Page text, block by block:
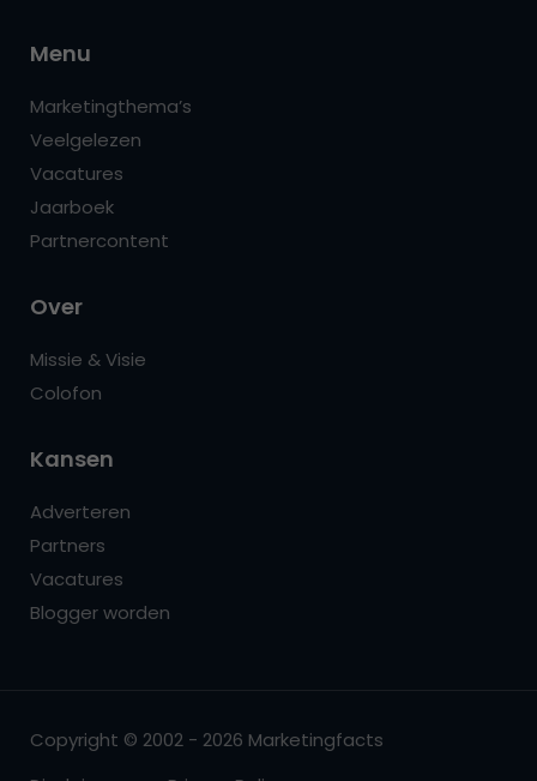
Menu
Marketingthema’s
Veelgelezen
Vacatures
Jaarboek
Partnercontent
Over
Missie & Visie
Colofon
Kansen
Adverteren
Partners
Vacatures
Blogger worden
Copyright © 2002 - 2026 Marketingfacts